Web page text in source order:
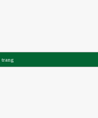
trang